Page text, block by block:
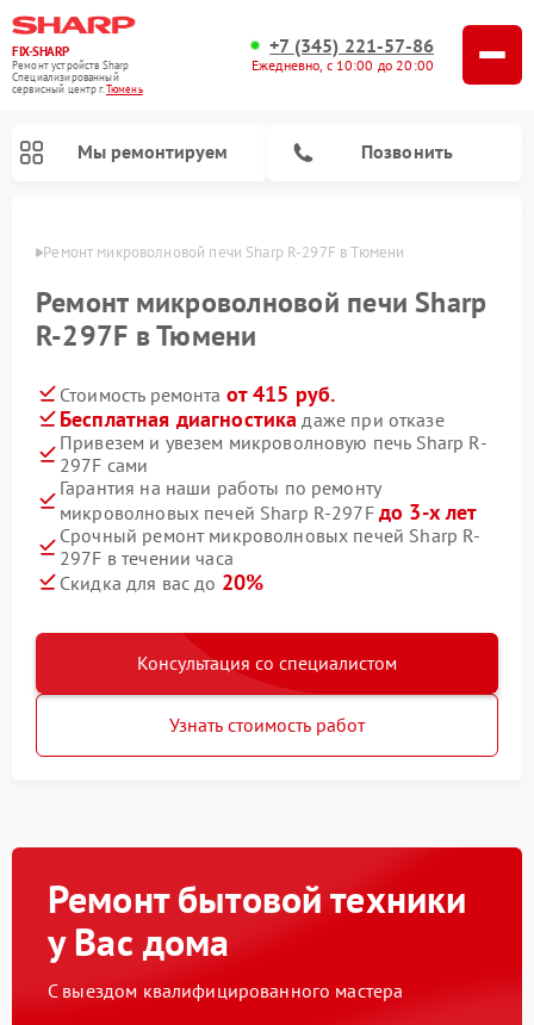
FIX-SHARP
Ремонт устройств Sharp
Специализированный
cервисный центр г.Тюмень
+7 (345) 221-57-86
Ежедневно, с 10:00 до 20:00
Мы ремонтируем Позвонить
Ремонт микроволновой печи Sharp R-297F в Тюмени
Ремонт микроволновой печи Sharp
R-297F в Тюмени
Стоимость ремонта от 415 руб.
Бесплатная диагностика даже при отказе
Привезем и увезем микроволновую печь Sharp R-
297F сами
Гарантия на наши работы по ремонту
микроволновых печей Sharp R-297F до 3-х лет
Срочный ремонт микроволновых печей Sharp R-
297F в течении часа
Скидка для вас до 20%
Консультация со специалистом
Узнать стоимость работ
Ремонт бытовой техники
у Вас дома
С выездом квалифицированного мастера